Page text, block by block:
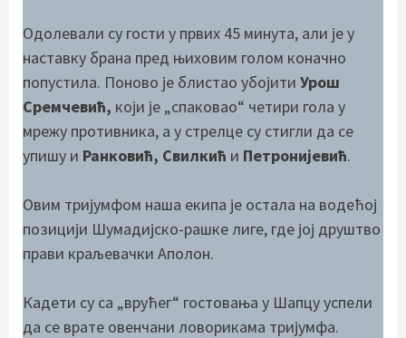
Одолевали су гости у првих 45 минута, али је у
наставку брана пред њиховим голом коначно
попустила. Поново је блистао убојити Урош
Сремчевић, који је „спаковао“ четири гола у
мрежу противника, а у стрелце су стигли да се
упишу и Ранковић, Свилкић и Петронијевић.
Овим тријумфом наша екипа је остала на водећој
позицији Шумадијско-рашке лиге, где јој друштво
прави краљевачки Аполон.
Кадети су са „врућег“ гостовања у Шапцу успели
да се врате овенчани ловорикама тријумфа.